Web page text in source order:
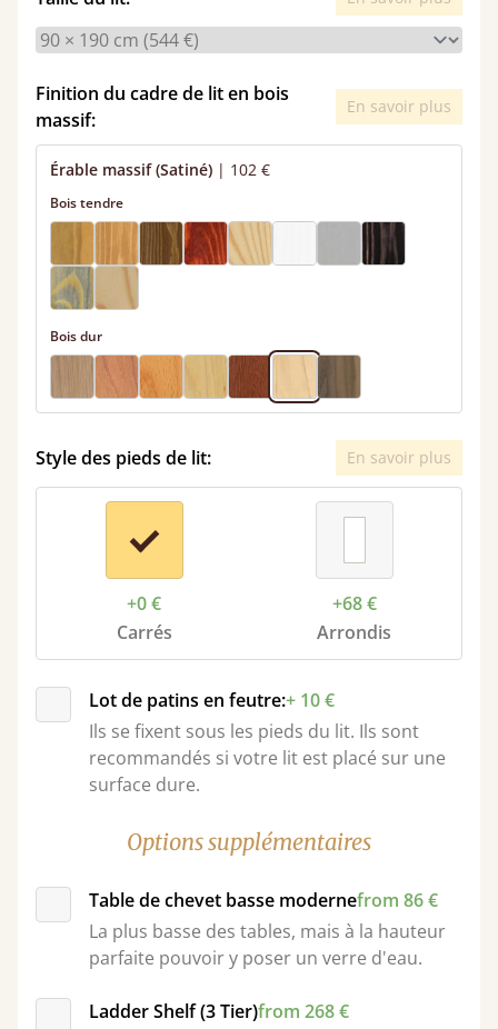
Finition du cadre de lit en bois
massif:
En savoir plus
Érable massif (Satiné) | 102 €
Bois tendre
Bois dur
Style des pieds de lit: En savoir plus
+0 €
Carrés
+68 €
Arrondis
Lot de patins en feutre:+ 10 €
Ils se fixent sous les pieds du lit. Ils sont
recommandés si votre lit est placé sur une
surface dure.
Options supplémentaires
Table de chevet basse modernefrom 86 €
La plus basse des tables, mais à la hauteur
parfaite pouvoir y poser un verre d'eau.
Ladder Shelf (3 Tier)from 268 €